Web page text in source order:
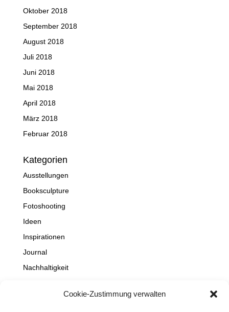
Cookie-Zustimmung verwalten
Oktober 2018
September 2018
August 2018
Juli 2018
Juni 2018
Mai 2018
April 2018
März 2018
Februar 2018
Kategorien
Ausstellungen
Booksculpture
Fotoshooting
Ideen
Inspirationen
Journal
Nachhaltigkeit